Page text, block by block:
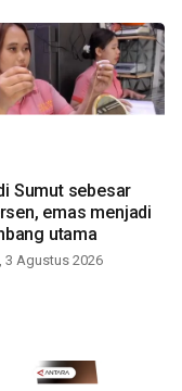
Sumut sebesar
emas menjadi
utama
3 Agustus 2026